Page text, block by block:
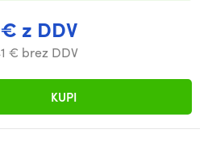
z DDV
€ brez DDV
KUPI